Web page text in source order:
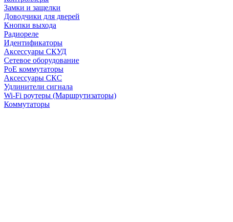
Замки и защелки
Доводчики для дверей
Кнопки выхода
Радиореле
Идентификаторы
Аксессуары СКУД
Сетевое оборудование
PoE коммутаторы
Аксессуары СКС
Удлинители сигнала
Wi-Fi роутеры (Маршрутизаторы)
Коммутаторы